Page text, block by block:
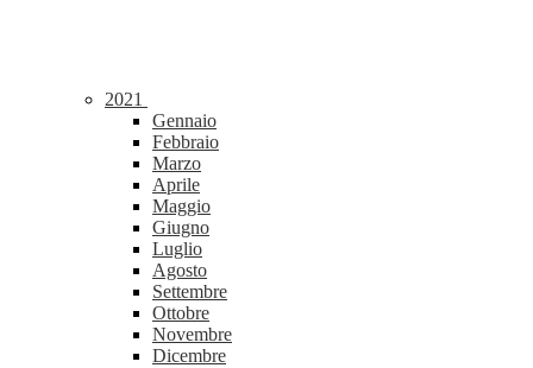
2021
Gennaio
Febbraio
Marzo
Aprile
Maggio
Giugno
Luglio
Agosto
Settembre
Ottobre
Novembre
Dicembre